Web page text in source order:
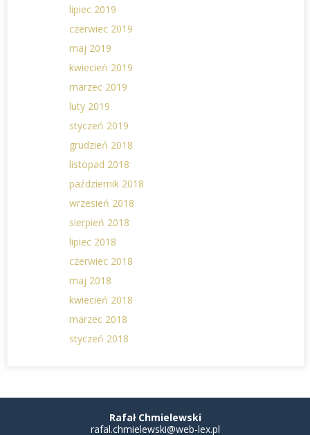
lipiec 2019
czerwiec 2019
maj 2019
kwiecień 2019
marzec 2019
luty 2019
styczeń 2019
grudzień 2018
listopad 2018
październik 2018
wrzesień 2018
sierpień 2018
lipiec 2018
czerwiec 2018
maj 2018
kwiecień 2018
marzec 2018
styczeń 2018
Rafał Chmielewski
rafal.chmielewski@web-lex.pl